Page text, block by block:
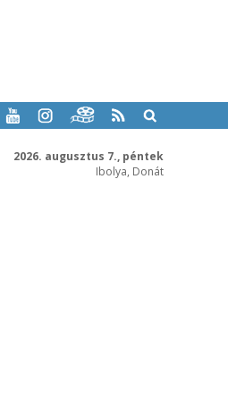
2026. augusztus 7., péntek
Ibolya, Donát